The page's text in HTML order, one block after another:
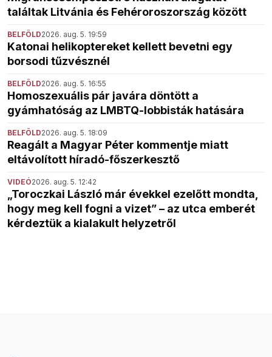
találtak Litvánia és Fehéroroszország között
BELFÖLD2026. aug. 5. 19:59
Katonai helikoptereket kellett bevetni egy
borsodi tűzvésznél
BELFÖLD2026. aug. 5. 16:55
Homoszexuális pár javára döntött a
gyámhatóság az LMBTQ-lobbisták hatására
BELFÖLD2026. aug. 5. 18:09
Reagált a Magyar Péter kommentje miatt
eltávolított híradó-főszerkesztő
VIDEÓ2026. aug. 5. 12:42
„Toroczkai László már évekkel ezelőtt mondta,
hogy meg kell fogni a vizet” – az utca emberét
kérdeztük a kialakult helyzetről